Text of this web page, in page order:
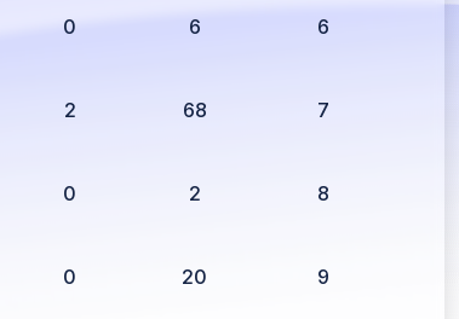
0 6 6
2 68 7
0 2 8
0 20 9